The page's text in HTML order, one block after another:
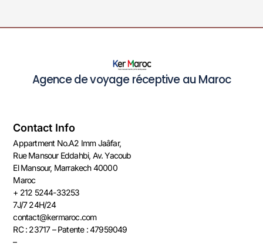
Agence de voyage réceptive au Maroc
Contact Info
Appartment No.A2 Imm Jaâfar,
Rue Mansour Eddahbi, Av. Yacoub
El Mansour, Marrakech 40000
Maroc​​
+ 212 5244-33253
7J/7 24H/24
contact@kermaroc.com​
RC : 23717 – Patente : 47959049
–